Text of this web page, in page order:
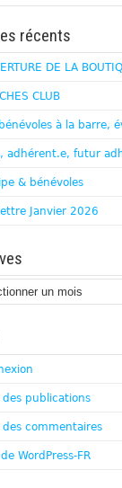
récents
DE LA
CLUB
à la barre,
adhérent.e, futur
& bénévoles
Janvier 2026
des publications
des commentaires
WordPress-FR